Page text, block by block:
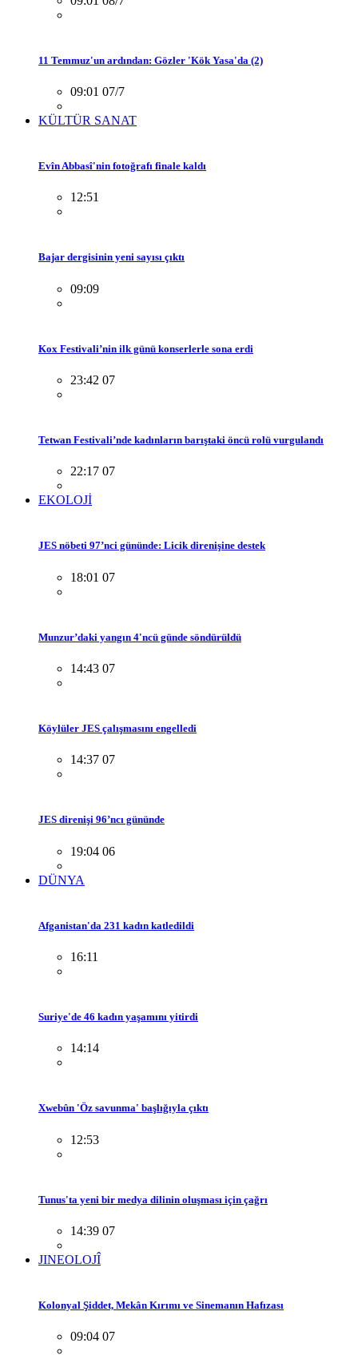
11 Temmuz'un ardından: Gözler 'Kök Yasa'da (2)
09:01 07/7
KÜLTÜR SANAT
Evîn Abbasî'nin fotoğrafı finale kaldı
12:51
Bajar dergisinin yeni sayısı çıktı
09:09
Kox Festivali’nin ilk günü konserlerle sona erdi
23:42 07
Tetwan Festivali’nde kadınların barıştaki öncü rolü vurgulandı
22:17 07
EKOLOJİ
JES nöbeti 97’nci gününde: Licik direnişine destek
18:01 07
Munzur’daki yangın 4'ncü günde söndürüldü
14:43 07
Köylüler JES çalışmasını engelledi
14:37 07
JES direnişi 96’ncı gününde
19:04 06
DÜNYA
Afganistan'da 231 kadın katledildi
16:11
Suriye'de 46 kadın yaşamını yitirdi
14:14
Xwebûn 'Öz savunma' başlığıyla çıktı
12:53
Tunus'ta yeni bir medya dilinin oluşması için çağrı
14:39 07
JINEOLOJÎ
Kolonyal Şiddet, Mekân Kırımı ve Sinemanın Hafızası
09:04 07